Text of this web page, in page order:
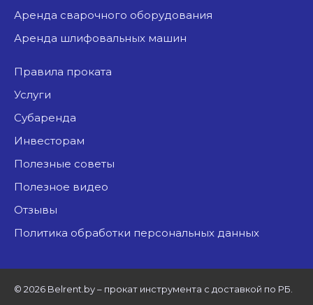
аренда сварочного оборудования
аренда шлифовальных машин
Правила проката
Услуги
Субаренда
Инвесторам
Полезные советы
Полезное видео
Отзывы
Политика обработки персональных данных
© 2026 Belrent.by – прокат инструмента с доставкой по РБ.